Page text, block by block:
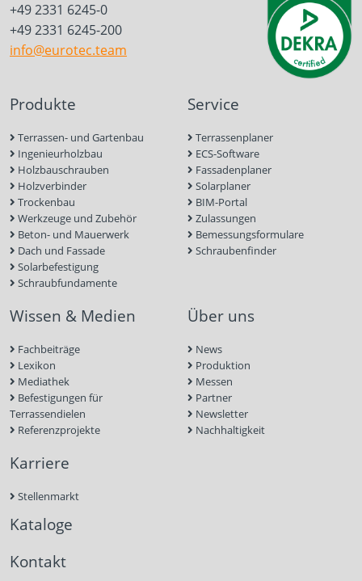
+49 2331 6245-0
+49 2331 6245-200
info@eurotec.team
Produkte
Terrassen- und Gartenbau
Ingenieurholzbau
Holzbauschrauben
Holzverbinder
Trockenbau
Werkzeuge und Zubehör
Beton- und Mauerwerk
Dach und Fassade
Solarbefestigung
Schraubfundamente
Service
Terrassenplaner
ECS-Software
Fassadenplaner
Solarplaner
BIM-Portal
Zulassungen
Bemessungsformulare
Schraubenfinder
Wissen & Medien
Fachbeiträge
Lexikon
Mediathek
Befestigungen für
Terrassendielen
Referenzprojekte
Über uns
News
Produktion
Messen
Partner
Newsletter
Nachhaltigkeit
Karriere
Stellenmarkt
Kataloge
Kontakt